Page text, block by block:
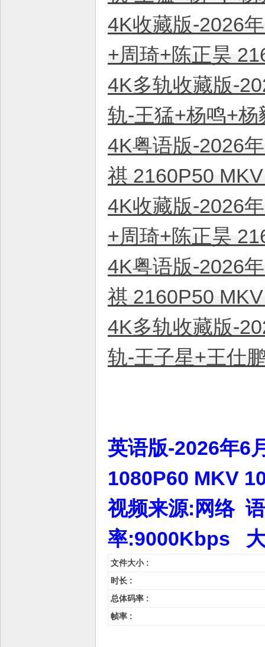
4K收藏版-2026
+周琦+陈正昊
4K多轨收藏版-
轨-王猛+杨鸣+
4K粤语版-2026
祺 2160P50
4K收藏版-2026
+周琦+陈正昊
4K粤语版-2026
祺 2160P50
4K多轨收藏版-
轨-王子星+王仕
英语版-2026年6
1080P60 MKV
视频来源:网络
率:9000Kbps
文件大小 :
时长 :
总体码率 :
帧率 :